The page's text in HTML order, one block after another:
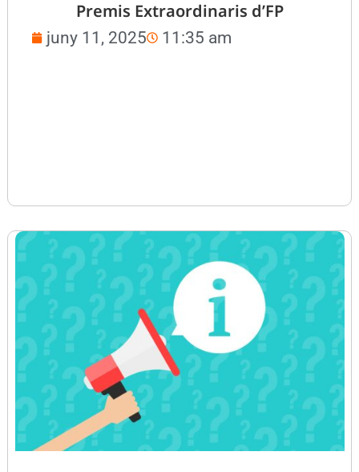
Premis Extraordinaris d’FP
juny 11, 2025 11:35 am